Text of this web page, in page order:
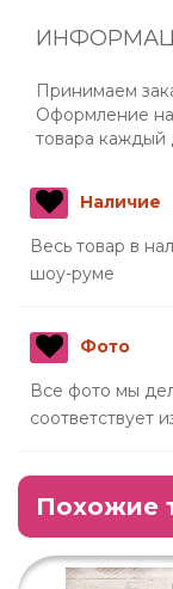
Принимаем
Оформление на
товара каждый
Наличие
Весь товар в
шоу-руме
Фото
Все фото мы
соответствует
Похожие